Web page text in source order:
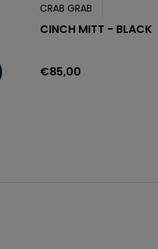
CRAB GRAB
CINCH MITT - BLACK
€85,00